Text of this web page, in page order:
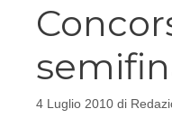
4 Luglio 2010 di